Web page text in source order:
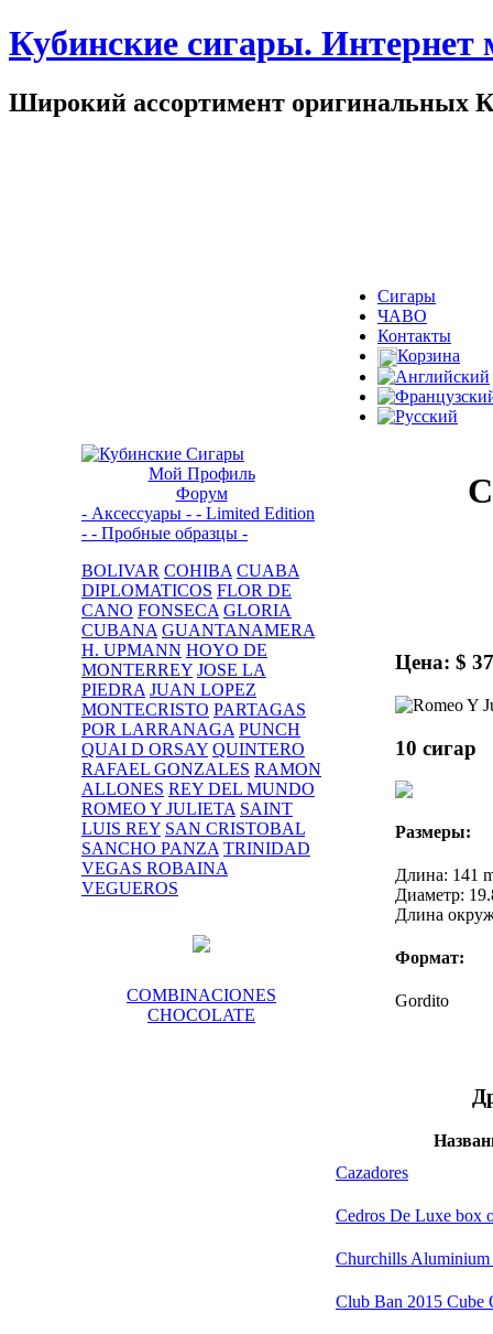
Кубинские сигары. Интернет
Широкий ассортимент оригинальных
Сигары
ЧАВО
Контакты
Корзина
Мой Профиль
Форум
- Аксессуары - - Limited Edition
- - Пробные образцы -
BOLIVAR COHIBA CUABA
DIPLOMATICOS FLOR DE
CANO FONSECA GLORIA
CUBANA GUANTANAMERA
H. UPMANN HOYO DE
MONTERREY JOSE LA
PIEDRA JUAN LOPEZ
MONTECRISTO PARTAGAS
POR LARRANAGA PUNCH
QUAI D ORSAY QUINTERO
RAFAEL GONZALES RAMON
ALLONES REY DEL MUNDO
ROMEO Y JULIETA SAINT
LUIS REY SAN CRISTOBAL
SANCHO PANZA TRINIDAD
VEGAS ROBAINA
VEGUEROS
COMBINACIONES
CHOCOLATE
Цена: $
10 сигар
Размеры:
Длина: 141
Диаметр:
Длина
Формат:
Gordito
Cazadores
Cedros De Luxe box
Churchills Aluminium
Club Ban 2015 Cube